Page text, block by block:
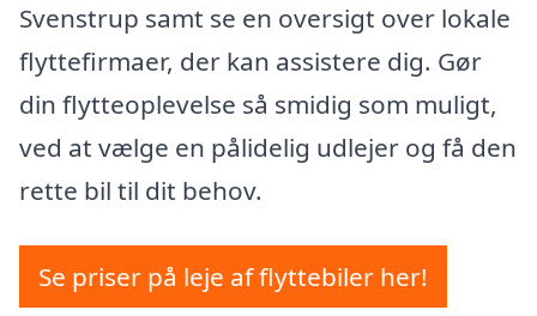
Svenstrup samt se en oversigt over lokale
flyttefirmaer, der kan assistere dig. Gør
din flytteoplevelse så smidig som muligt,
ved at vælge en pålidelig udlejer og få den
rette bil til dit behov.
Se priser på leje af flyttebiler her!